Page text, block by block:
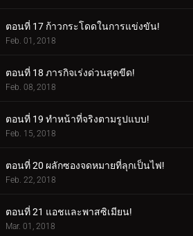
ตอนที่ 17 ก้าวกระโดดในการแข่งขัน!
Feb. 01, 2018
ตอนที่ 18 ภารกิจเร่งด่วนสุดขีด!
Feb. 08, 2018
ตอนที่ 19 ทำหน้าที่จริงตามรูปแบบ!
Feb. 15, 2018
ตอนที่ 20 ผลักซองจดหมายที่ลุกเป็นไฟ!
Feb. 22, 2018
ตอนที่ 21 แอชและพาสซิเมียน!
Mar. 01, 2018